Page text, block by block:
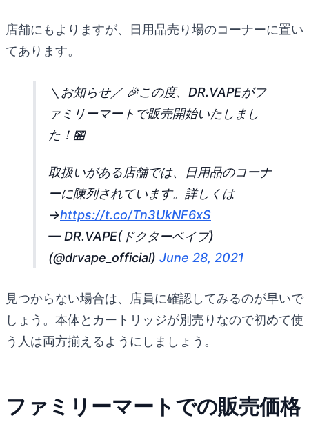
店舗にもよりますが、日用品売り場のコーナーに置い
てあります。
＼お知らせ／ 🎉この度、DR.VAPEがフ
ァミリーマートで販売開始いたしまし
た！🏪
取扱いがある店舗では、日用品のコーナ
ーに陳列されています。詳しくは
→https://t.co/Tn3UkNF6xS
— DR.VAPE(ドクターベイプ)
(@drvape_official) June 28, 2021
見つからない場合は、店員に確認してみるのが早いで
しょう。本体とカートリッジが別売りなので初めて使
う人は両方揃えるようにしましょう。
ファミリーマートでの販売価格